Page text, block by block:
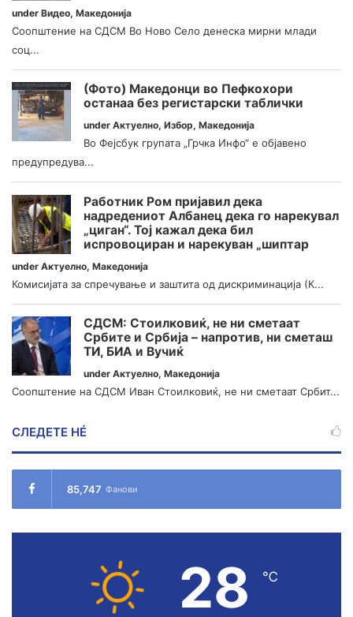
under Видео, Македонија
Соопштение на СДСМ Во Ново Село денеска мирни млади
соц...
(Фото) Македонци во Пефкохори
останаа без регистарски таблички
under Актуелно, Избор, Македонија
Во Фејсбук групата „Грчка Инфо“ е објавено
предупредува...
Работник Ром пријавил дека
надредениот Албанец дека го нарекувал
„циган“. Тој кажал дека бил
испровоциран и нарекуван „шиптар
under Актуелно, Македонија
Комисијата за спречување и заштита од дискриминација (К...
СДСМ: Стоилковиќ, не ни сметаат
Србите и Србија – напротив, ни сметаш
ТИ, БИА и Вучиќ
under Актуелно, Македонија
Соопштение на СДСМ Иван Стоилковиќ, не ни сметаат Србит...
СЛЕДЕТЕ НÉ
85,747 Фанови
28 ℃